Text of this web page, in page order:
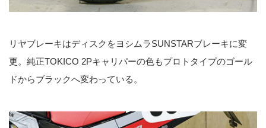
リヤブレーキはディスクをヨシムラSUNSTARブレーキに変
更。純正TOKICO 2Pキャリパーの色もプロトタイプのゴール
ドからブラックへ変わっている。